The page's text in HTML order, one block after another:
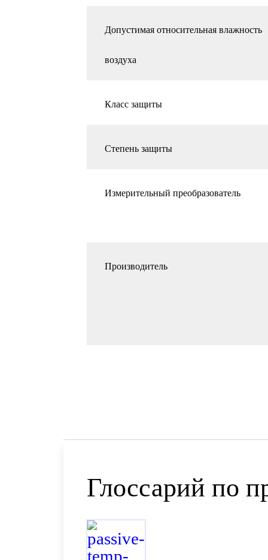
Допустимая относительная влажность
воздуха
Класс защиты
Степень защиты
Измерительный преобразователь
Производитель
Глоссарий по